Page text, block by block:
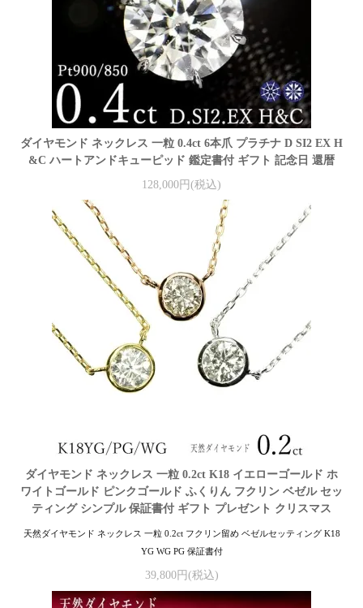
ダイヤモンド ネックレス 一粒 0.4ct 6本爪 プラチナ D SI2 EX H
&C ハートアンドキューピッド 鑑定書付 ギフト 記念日 還暦
128,000円(税込)
ダイヤモンド ネックレス 一粒 0.2ct K18 イエローゴールド ホ
ワイトゴールド ピンクゴールド ふくりん フクリン ベゼル セッ
ティング シンプル 保証書付 ギフト プレゼント クリスマス
天然ダイヤモンド ネックレス 一粒 0.2ct フクリン留め ベゼルセッティング K18
YG WG PG 保証書付
39,800円(税込)